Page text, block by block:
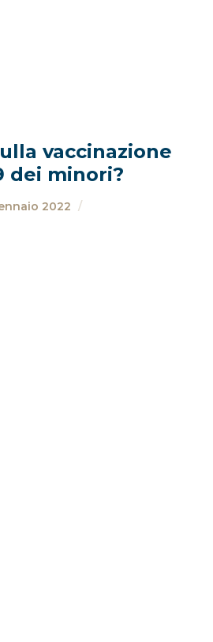
vaccinazione
dei minori?
2022